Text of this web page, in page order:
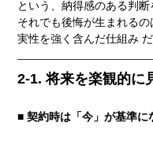
という、納得感のある判断
それでも後悔が生まれる
実性を強く含んだ仕組み だ
2-1. 将来を楽観的に
■ 契約時は「今」が基準に